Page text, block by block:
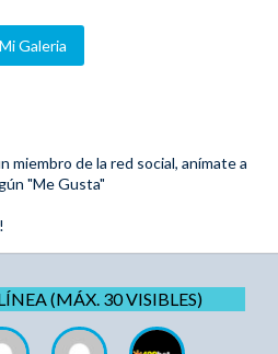
Mi Galeria
miembro de la red social, anímate a
"Me Gusta"
(MÁX. 30 VISIBLES)